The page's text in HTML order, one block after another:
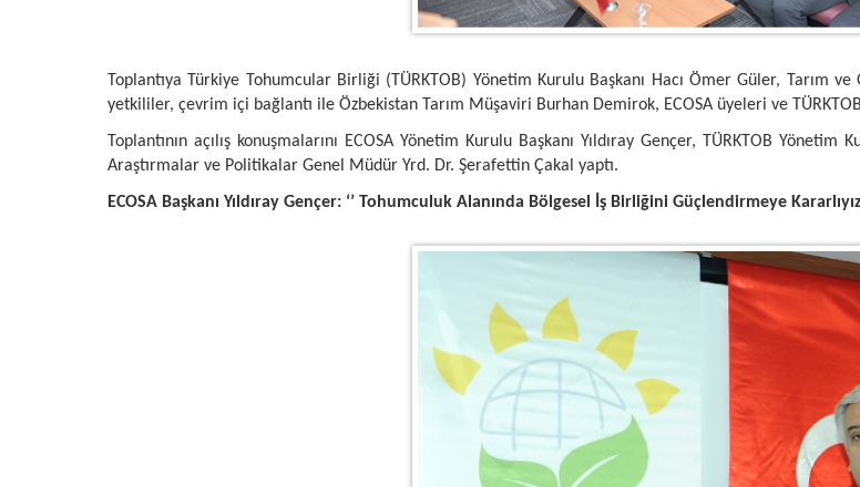
Toplantıya Türkiye Tohumcular Birliği (TÜRKTOB) Yönetim Kurulu Başkanı Hacı Ömer Güler, Tarım
yetkililer, çevrim içi bağlantı ile Özbekistan Tarım Müşaviri Burhan Demirok, ECOSA üyeleri ve
Toplantının açılış konuşmalarını ECOSA Yönetim Kurulu Başkanı Yıldıray Gençer, TÜRKTOB
Araştırmalar ve Politikalar Genel Müdür Yrd. Dr. Şerafettin Çakal yaptı.
ECOSA Başkanı Yıldıray Gençer: ‘’ Tohumculuk Alanında Bölgesel İş Birliğini Güçlendirmeye Kararlıyız